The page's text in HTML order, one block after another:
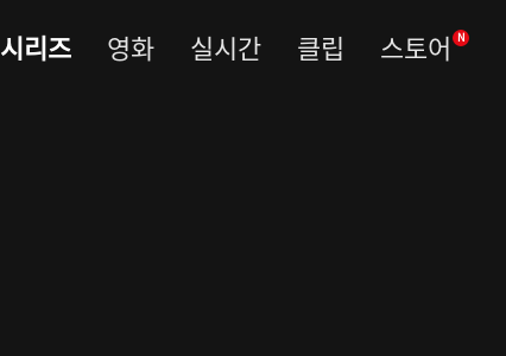
시리즈 영화 실시간 클립 스토어 N